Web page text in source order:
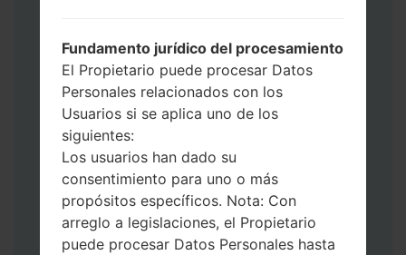
métodos:
Presione y mantenga presionados la
tecla de Encendido, el botón de Subir
volumen y la tecla de Bixby.
Presione y mantenga presionadas las
teclas de Subir y de Bajar volumen y
luego conecte un cable USB.
Presione y mantenga presionados la
tecla de Encendido, el botón de Bajar
volumen y la tecla de Inicio.
Fundamento jurídico del procesamiento
El Propietario puede procesar Datos
Personales relacionados con los
Usuarios si se aplica uno de los
siguientes:
Los usuarios han dado su
consentimiento para uno o más
propósitos específicos. Nota: Con
arreglo a legislaciones, el Propietario
puede procesar Datos Personales hasta